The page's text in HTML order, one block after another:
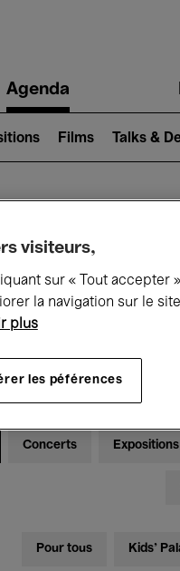
Agenda
Films Talks &
qui
Concerts Expositions
Pour tous Kids’
visiteurs,
sur « Tout accepter
la navigation sur le
plus
les péférences